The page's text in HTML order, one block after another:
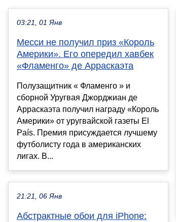
03:21, 01 Янв
Месси не получил приз «Король
Америки». Его опередил хавбек
«Фламенго» де Арраскаэта
Полузащитник « Фламенго » и
сборной Уругвая Джорджиан де
Арраскаэта получил награду «Король
Америки» от уругвайской газеты El
País. Премия присуждается лучшему
футболисту года в американских
лигах. В...
21:21, 06 Янв
Абстрактные обои для iPhone: